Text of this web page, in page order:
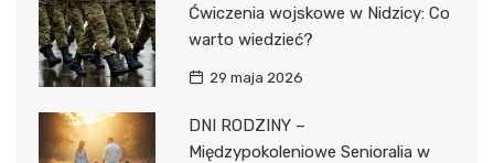
Ćwiczenia wojskowe w Nidzicy: Co
warto wiedzieć?
29 maja 2026
DNI RODZINY –
Międzypokoleniowe Senioralia w